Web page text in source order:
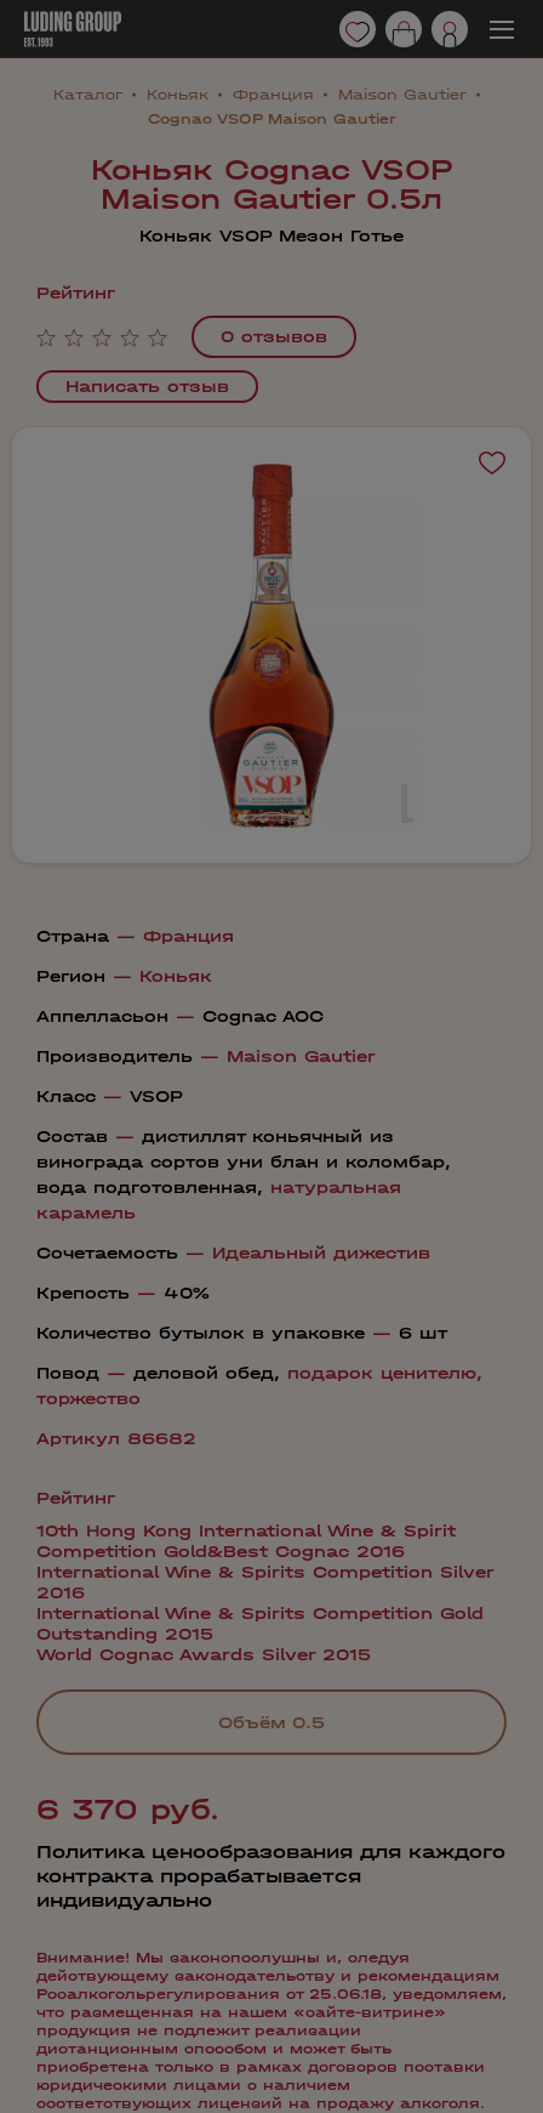
Каталог Коньяк Франция
Maison Gautier
Cognac VSOP Maison Gautier
Коньяк Cognac VSOP
Maison Gautier 0.5л
Коньяк VSOP Мезон Готье
Рейтинг
0 отзывов
Написать отзыв
Страна — Франция
Регион — Коньяк
Аппелласьон — Cognac AOC
Производитель — Maison Gautier
Класс — VSOP
Состав — дистиллят коньячный из
винограда сортов уни блан и коломбар,
вода подготовленная, натуральная
карамель
Сочетаемость — Идеальный дижестив
Крепость — 40%
Количество бутылок в упаковке — 6 шт
Повод — деловой обед, подарок ценителю,
торжество
Артикул 86682
Рейтинг
10th Hong Kong International Wine & Spirit
Competition Gold&Best Cognac 2016
International Wine & Spirits Competition Silver
2016
International Wine & Spirits Competition Gold
Outstanding 2015
World Cognac Awards Silver 2015
Объём 0.5
6 370 руб.
Политика ценообразования для каждого
контракта прорабатывается
индивидуально
Внимание! Мы законопослушны и, следуя
действующему законодательству и рекомендациям
Росалкогольрегулирования от 25.06.18, уведомляем,
что размещенная на нашем «сайте-витрине»
продукция не подлежит реализации
дистанционным способом и может быть
приобретена только в рамках договоров поставки
юридическими лицами с наличием
соответствующих лицензий на продажу алкоголя.